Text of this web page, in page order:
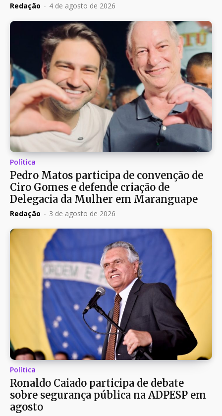
Redação - 4 de agosto de 2026
Política
Pedro Matos participa de convenção de
Ciro Gomes e defende criação de
Delegacia da Mulher em Maranguape
Redação - 3 de agosto de 2026
Política
Ronaldo Caiado participa de debate
sobre segurança pública na ADPESP em
agosto